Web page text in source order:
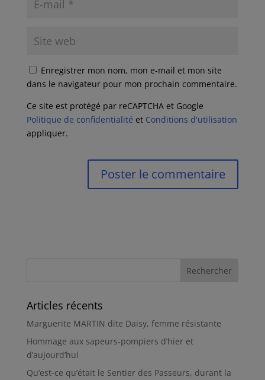
Enregistrer mon nom, mon e-mail et mon site
dans le navigateur pour mon prochain commentaire.
Ce site est protégé par reCAPTCHA et Google
Politique de confidentialité et Conditions d'utilisation
appliquer.
Articles récents
Marguerite MARTIN dite Daisy, femme résistante
Hommage aux sapeurs-pompiers d’hier et
d’aujourd’hui
Qu’est-ce qu’était le Sentier des Passeurs, durant la